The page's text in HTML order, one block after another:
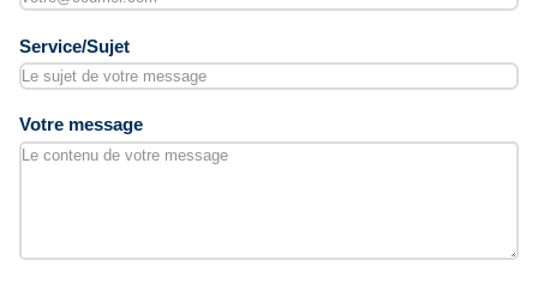
Service/Sujet
Votre message